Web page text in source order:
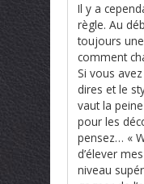
Il y a
règle. Au
toujours
comment
Si vous
dires et le
vaut la
pour les
pensez… «
d’élever
niveau